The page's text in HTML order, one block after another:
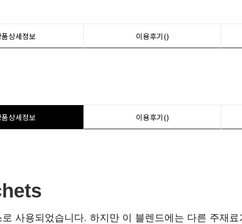
품상세정보 이용후기()
품상세정보 이용후기()
로 사용되었습니다. 하지만 이 블렌드에는 다른 주재